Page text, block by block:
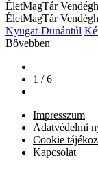
ÉletMagTár
ÉletMagTár
Nyugat-Dunántúl
Bővebben
1 / 6
Impresszum
Adatvédelmi
Cookie
Kapcsolat